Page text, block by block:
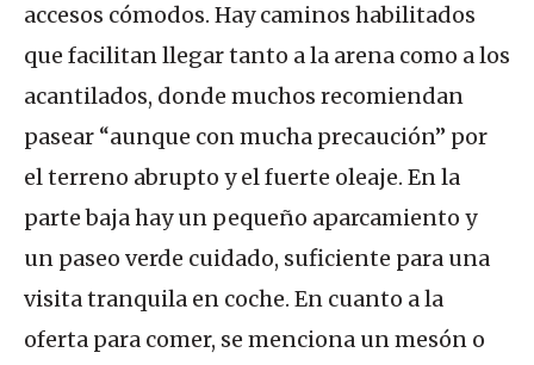
accesos cómodos. Hay caminos habilitados
que facilitan llegar tanto a la arena como a los
acantilados, donde muchos recomiendan
pasear “aunque con mucha precaución” por
el terreno abrupto y el fuerte oleaje. En la
parte baja hay un pequeño aparcamiento y
un paseo verde cuidado, suficiente para una
visita tranquila en coche. En cuanto a la
oferta para comer, se menciona un mesón o